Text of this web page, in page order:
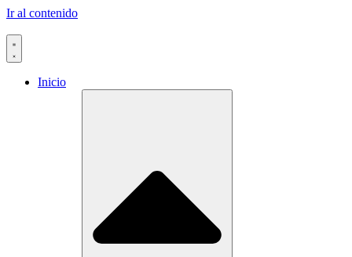
Ir al contenido
Inicio